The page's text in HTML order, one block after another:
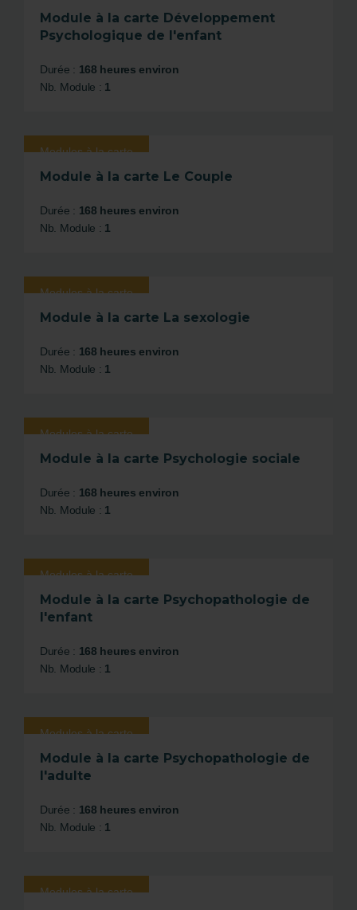
Module à la carte Développement
Psychologique de l'enfant
Durée : 168 heures environ
Nb. Module : 1
Modules à la carte
Module à la carte Le Couple
Durée : 168 heures environ
Nb. Module : 1
Modules à la carte
Module à la carte La sexologie
Durée : 168 heures environ
Nb. Module : 1
Modules à la carte
Module à la carte Psychologie sociale
Durée : 168 heures environ
Nb. Module : 1
Modules à la carte
Module à la carte Psychopathologie de
l'enfant
Durée : 168 heures environ
Nb. Module : 1
Modules à la carte
Module à la carte Psychopathologie de
l'adulte
Durée : 168 heures environ
Nb. Module : 1
Modules à la carte